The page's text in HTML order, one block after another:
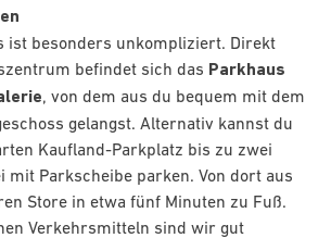
ist besonders unkompliziert. Direkt
befindet sich das Parkhaus
, von dem aus du bequem mit dem
gelangst. Alternativ kannst du
Kaufland-Parkplatz bis zu zwei
mit Parkscheibe parken. Von dort aus
Store in etwa fünf Minuten zu Fuß.
Verkehrsmitteln sind wir gut